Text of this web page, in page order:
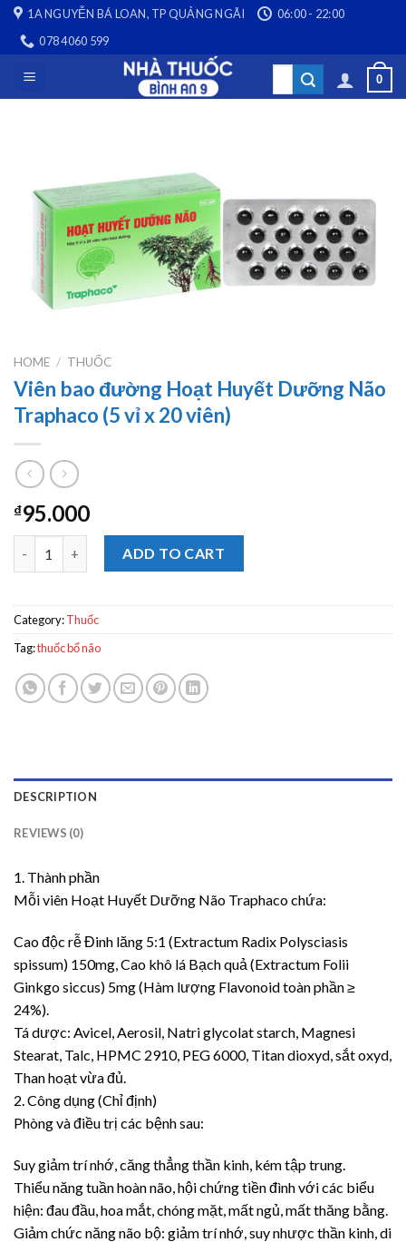
Skip
content
1A NGUYỄN BÁ LOAN, TP QUẢNG NGÃI
06:00 - 22:00
078 4060 599
Search
0
HOME / THUỐC
Viên bao đường Hoạt Huyết Dưỡng Não
Traphaco (5 vỉ x 20 viên)
₫95.000
ADD TO CART
Category:Thuốc
Tag:thuốc bổ não
DESCRIPTION
REVIEWS (0)
1. Thành phần
Mỗi viên Hoạt Huyết Dưỡng Não Traphaco chứa:
Cao độc rễ Đinh lăng 5:1 (Extractum Radix Polysciasis
spissum) 150mg, Cao khô lá Bạch quả (Extractum Folii
Ginkgo siccus) 5mg (Hàm lượng Flavonoid toàn phần ≥
24%).
Tá dược: Avicel, Aerosil, Natri glycolat starch, Magnesi
Stearat, Talc, HPMC 2910, PEG 6000, Titan dioxyd, sắt oxyd,
Than hoạt vừa đủ.
2. Công dụng (Chỉ định)
Phòng và điều trị các bệnh sau:
Suy giảm trí nhớ, căng thẳng thần kinh, kém tập trung.
Thiểu năng tuần hoàn não, hội chứng tiền đình với các biểu
hiện: đau đầu, hoa mắt, chóng mặt, mất ngủ, mất thăng bằng.
Giảm chức năng não bộ: giảm trí nhớ, suy nhược thần kinh, di